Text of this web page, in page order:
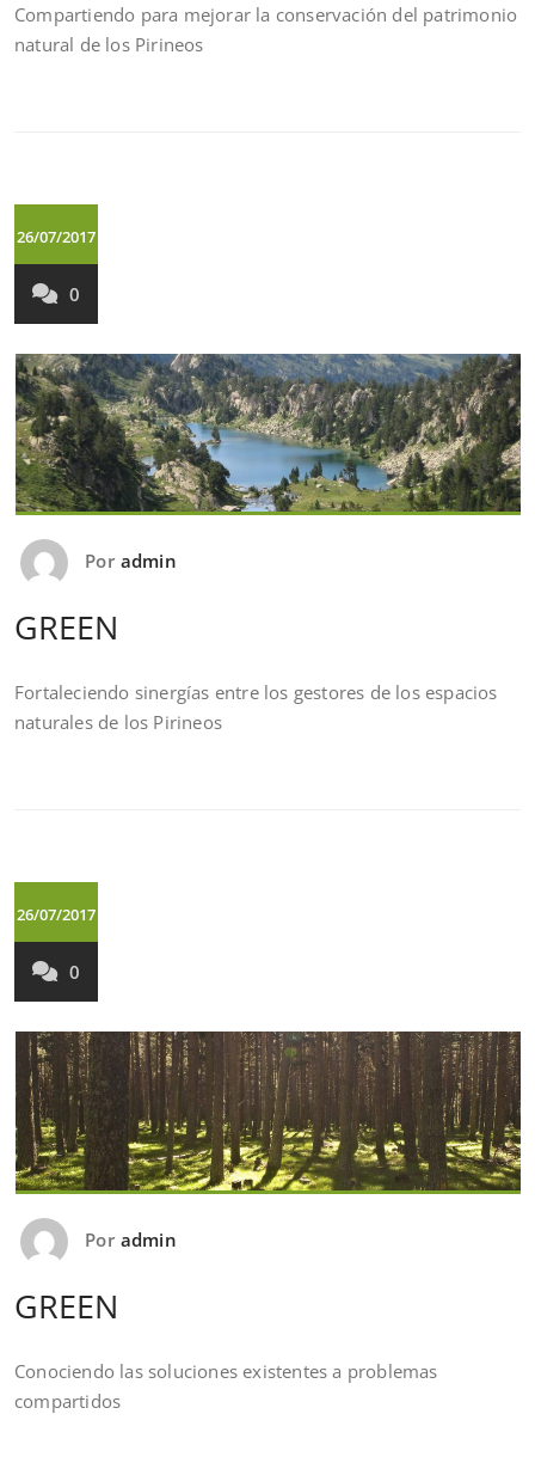
Compartiendo para mejorar la conservación del patrimonio
natural de los Pirineos
26/07/2017
0
Por admin
GREEN
Fortaleciendo sinergías entre los gestores de los espacios
naturales de los Pirineos
26/07/2017
0
Por admin
GREEN
Conociendo las soluciones existentes a problemas
compartidos